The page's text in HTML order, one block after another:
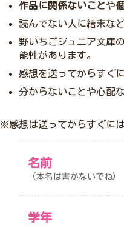
作品に関係ないことや
読んでない人に結末な
野いちごジュニア文庫
能性があります。
感想を送ってからすぐ
分からないことや心配
※感想は送ってからすぐに
名前
（本名は書かないでね）
学年